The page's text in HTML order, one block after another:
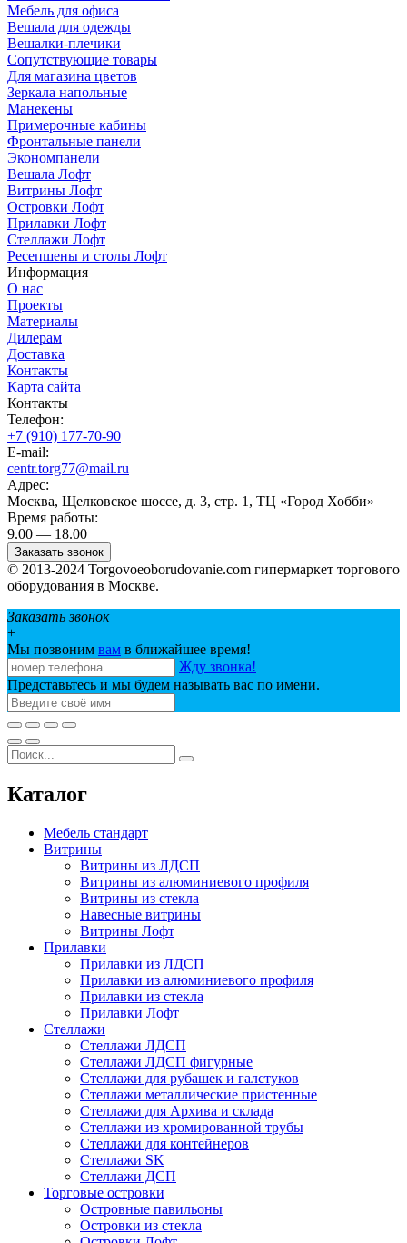
Мебель для офиса
Вешала для одежды
Вешалки-плечики
Сопутствующие товары
Для магазина цветов
Зеркала напольные
Манекены
Примерочные кабины
Фронтальные панели
Экономпанели
Вешала Лофт
Витрины Лофт
Островки Лофт
Прилавки Лофт
Стеллажи Лофт
Ресепшены и столы Лофт
Информация
О нас
Проекты
Материалы
Дилерам
Доставка
Контакты
Карта сайта
Контакты
Телефон:
+7 (910) 177-70-90
E-mail:
centr.torg77@mail.ru
Адрес:
Москва, Щелковское шоссе, д. 3, стр. 1, ТЦ «Город Хобби»
Время работы:
9.00 — 18.00
Заказать звонок
© 2013-2024 Torgovoeoborudovanie.com гипермаркет торгового
оборудования в Москве.
Заказать звонок
+
Мы позвоним вам в ближайшее время!
Жду звонка!
Представьтесь и мы будем называть вас по имени.
Каталог
Мебель стандарт
Витрины
Витрины из ЛДСП
Витрины из алюминиевого профиля
Витрины из стекла
Навесные витрины
Витрины Лофт
Прилавки
Прилавки из ЛДСП
Прилавки из алюминиевого профиля
Прилавки из стекла
Прилавки Лофт
Стеллажи
Стеллажи ЛДСП
Стеллажи ЛДСП фигурные
Стеллажи для рубашек и галстуков
Стеллажи металлические пристенные
Стеллажи для Архива и склада
Стеллажи из хромированной трубы
Стеллажи для контейнеров
Стеллажи SK
Стеллажи ДСП
Торговые островки
Островные павильоны
Островки из стекла